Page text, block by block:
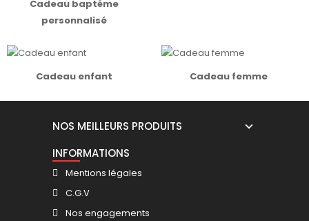
Cadeau baptême
personnalisé
Cadeau enfant Cadeau femme
NOS MEILLEURS PRODUITS
INFORMATIONS
Mentions légales
C.G.V
Nos engagements